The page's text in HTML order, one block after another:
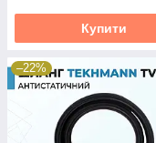
Купити
–22%